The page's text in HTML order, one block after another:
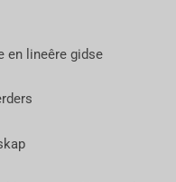
en lineêre gidse